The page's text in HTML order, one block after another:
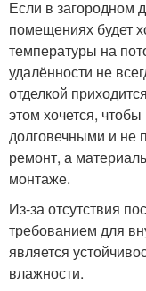
Если в загородном
помещениях будет
температуры на
удалённости не
отделкой
этом хочется,
долговечными и не
ремонт, а
монтаже.
Из-за отсутствия
требованием для
является
влажности.